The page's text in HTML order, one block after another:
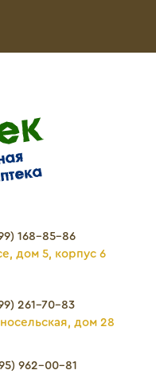
168-85-86
дом 5, корпус 6
261-70-83
дом 28
962-00-81